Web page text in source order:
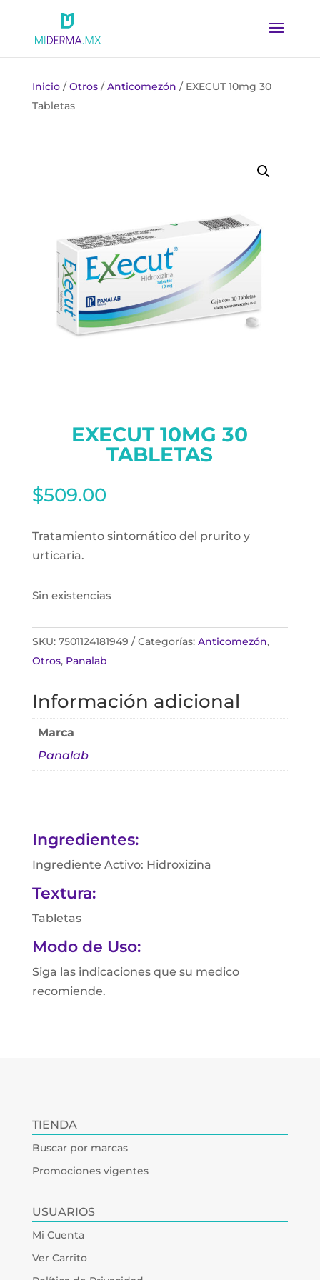
Inicio/Otros/Anticomezón / EXECUT 10mg 30
Tabletas
EXECUT 10MG 30
TABLETAS
$509.00
Tratamiento sintomático del prurito y
urticaria.
Sin existencias
SKU: 7501124181949 Categorías: Anticomezón,
Otros, Panalab
Información adicional
Marca
Panalab
Ingredientes:
Ingrediente Activo: Hidroxizina
Textura:
Tabletas
Modo de Uso:
Siga las indicaciones que su medico
recomiende.
TIENDA
Buscar por marcas
Promociones vigentes
USUARIOS
Mi Cuenta
Ver Carrito